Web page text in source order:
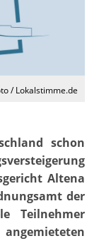
/ Lokalstimme.de
schon
Altena
der
Teilnehmer